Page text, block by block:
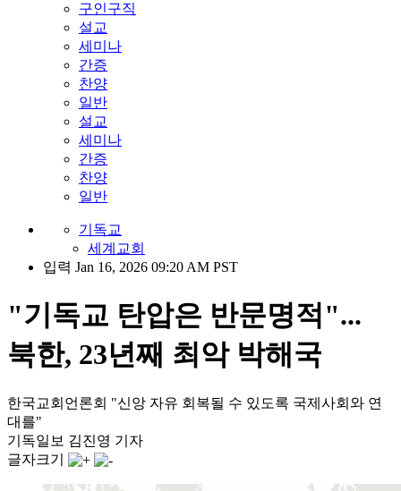
구인구직
설교
세미나
간증
찬양
일반
설교
세미나
간증
찬양
일반
기독교
세계교회
입력 Jan 16, 2026 09:20 AM PST
"기독교 탄압은 반문명적"...
북한, 23년째 최악 박해국
한국교회언론회 "신앙 자유 회복될 수 있도록 국제사회와 연
대를"
기독일보 김진영 기자
글자크기